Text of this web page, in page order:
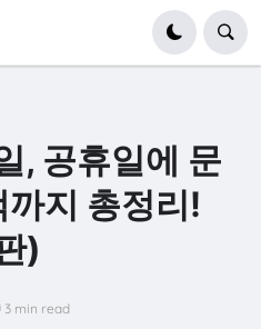
, 공휴일에 문
지 총정리!
)
3 min read